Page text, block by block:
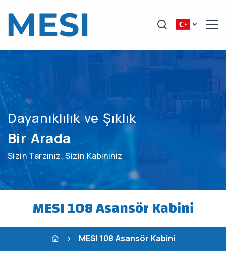
Dayanıklılık ve Şıklık
Bir Arada
Sizin Tarzınız, Sizin Kabininiz
MESI 108 Asansör Kabini
MESI 108 Asansör Kabini